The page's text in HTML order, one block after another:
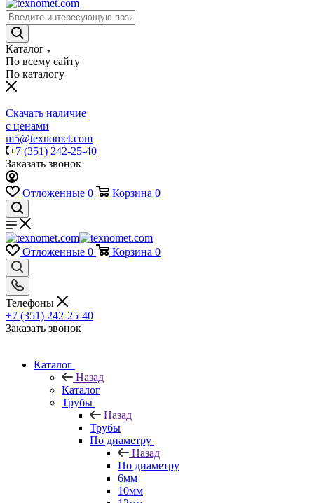
Каталог
По всему сайту
По каталогу
Скачать наличие
с ценами
m5@texnomet.com
+7 (351) 242-25-40
Заказать звонок
Отложенные 0 Корзина 0
Отложенные 0 Корзина 0
Телефоны
+7 (351) 242-25-40
Заказать звонок
Каталог
Назад
Каталог
Трубы
Назад
Трубы
По диаметру
Назад
По диаметру
6мм
10мм